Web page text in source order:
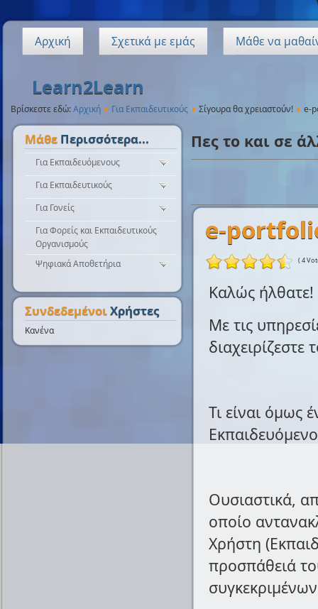
Αρχική Σχετικά με εμάς Μάθε να
Learn2Learn
Βρίσκεστε εδώ:Αρχική Για Εκπαιδευτικούς Σίγουρα θα χρειαστούν! e-
Πες το και σε
e-
( 4
Καλώς ήλθατε!
Με τις
Τι είναι όμως
Ουσιαστικά,
οποίο
Χρήστη
προσπάθειά
Μάθε Περισσότερα...
Για Εκπαιδευόμενους
Τα δικά μου διαδικτυακά εργαλεία
Ασφαλής Χρήση Διαδικτύου
Επαγγελματικός
Προσανατολισμός
Ας μείνουμε μέσα απόψε
Για Εκπαιδευτικούς
Εργαλεία Διαχείρισης
Εργαλεία Δημιουργίας
Εργαλεία Αξιολόγησης
Εκπαιδευομένων
Για Γονείς
Μαζί με το παιδί στο Ίντερνετ
Για Φορείς και Εκπαιδευτικούς
Οργανισμούς
Ψηφιακά Αποθετήρια
Μαθησιακών Αντικειμένων
Ελληνικά Αποθετήρια Ψηφιακών
Μαθησιακών Αντικειμένων
ΣυνδεδεμένοιΧρήστες
Κανένα